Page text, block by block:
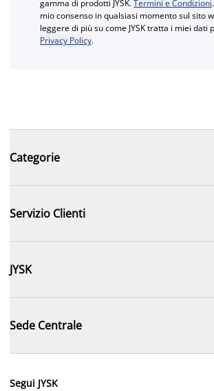
gamma di prodotti JYSK.Termini e Condizioni
mio consenso in qualsiasi momento sul sito
leggere di più su come JYSK tratta i miei dati
Privacy Policy.
Categorie
Servizio Clienti
JYSK
Sede Centrale
Segui JYSK